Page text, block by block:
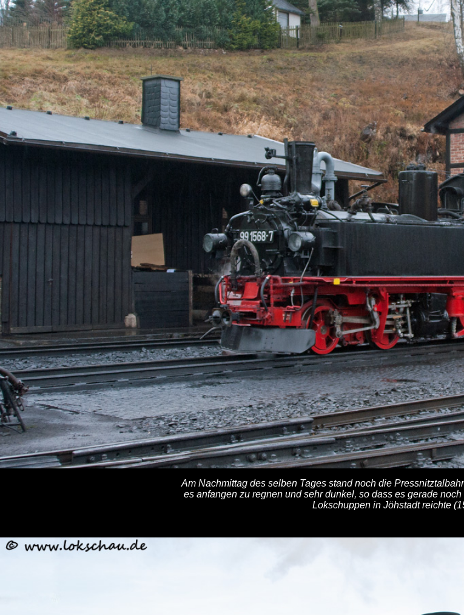
Am Nachmittag des selben Tages stand noch die
es anfangen zu regnen und sehr dunkel, so dass es gerade
Lokschuppen in Jöhstadt reichte